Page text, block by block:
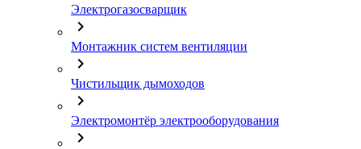
Электрогазосварщик
chevron_right
Монтажник систем вентиляции
chevron_right
Чистильщик дымоходов
chevron_right
Электромонтёр электрооборудования
chevron_right